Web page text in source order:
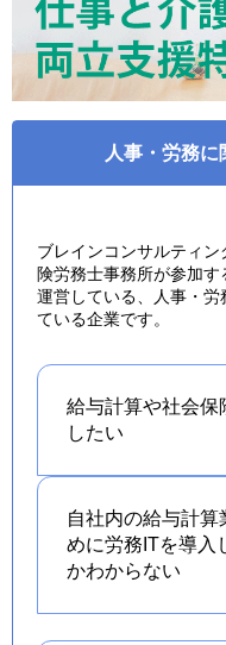
人事・労務に
ブレインコンサルティ
険労務士事務所が参加
運営している、人事・
ている企業です。
給与計算や社会保
したい
自社内の給与計
めに労務ITを導入
かわからない